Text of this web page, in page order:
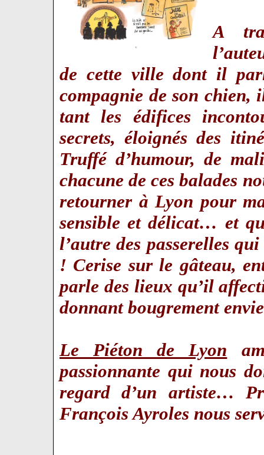
A
de cette ville dont il
compagnie de son chien,
tant les édifices
secrets, éloignés des
Truffé d’humour, de
chacune de ces balades
retourner à Lyon pour
sensible et délicat… et
l’autre des passerelles
! Cerise sur le gâteau,
parle des lieux qu’il
donnant bougrement
Le Piéton de Lyon
passionnante qui nous
regard d’un artiste…
François Ayroles nous